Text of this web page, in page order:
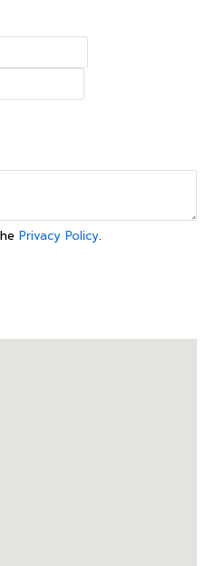
Privacy Policy.